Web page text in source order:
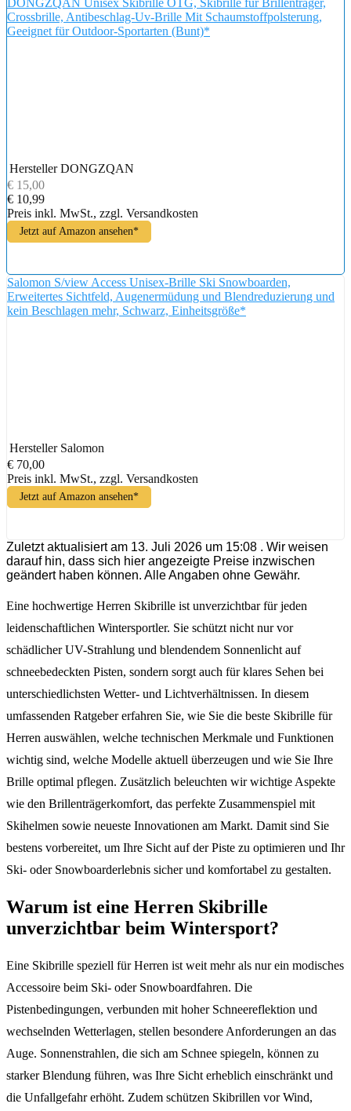
Crossbrille, Antibeschlag-Uv-Brille Mit Schaumstoffpolsterung,
Geeignet für Outdoor-Sportarten (Bunt)*
Hersteller DONGZQAN
€ 15,00
€ 10,99
Preis inkl. MwSt., zzgl. Versandkosten
Jetzt auf Amazon ansehen*
Salomon S/view Access Unisex-Brille Ski Snowboarden,
Erweitertes Sichtfeld, Augenermüdung und Blendreduzierung und
kein Beschlagen mehr, Schwarz, Einheitsgröße*
Hersteller Salomon
€ 70,00
Preis inkl. MwSt., zzgl. Versandkosten
Jetzt auf Amazon ansehen*
Zuletzt aktualisiert am 13. Juli 2026 um 15:08 . Wir weisen
darauf hin, dass sich hier angezeigte Preise inzwischen
geändert haben können. Alle Angaben ohne Gewähr.
Eine hochwertige Herren Skibrille ist unverzichtbar für jeden
leidenschaftlichen Wintersportler. Sie schützt nicht nur vor
schädlicher UV-Strahlung und blendendem Sonnenlicht auf
schneebedeckten Pisten, sondern sorgt auch für klares Sehen bei
unterschiedlichsten Wetter- und Lichtverhältnissen. In diesem
umfassenden Ratgeber erfahren Sie, wie Sie die beste Skibrille für
Herren auswählen, welche technischen Merkmale und Funktionen
wichtig sind, welche Modelle aktuell überzeugen und wie Sie Ihre
Brille optimal pflegen. Zusätzlich beleuchten wir wichtige Aspekte
wie den Brillenträgerkomfort, das perfekte Zusammenspiel mit
Skihelmen sowie neueste Innovationen am Markt. Damit sind Sie
bestens vorbereitet, um Ihre Sicht auf der Piste zu optimieren und Ihr
Ski- oder Snowboarderlebnis sicher und komfortabel zu gestalten.
Warum ist eine Herren Skibrille
unverzichtbar beim Wintersport?
Eine Skibrille speziell für Herren ist weit mehr als nur ein modisches
Accessoire beim Ski- oder Snowboardfahren. Die
Pistenbedingungen, verbunden mit hoher Schneereflektion und
wechselnden Wetterlagen, stellen besondere Anforderungen an das
Auge. Sonnenstrahlen, die sich am Schnee spiegeln, können zu
starker Blendung führen, was Ihre Sicht erheblich einschränkt und
die Unfallgefahr erhöht. Zudem schützen Skibrillen vor Wind,